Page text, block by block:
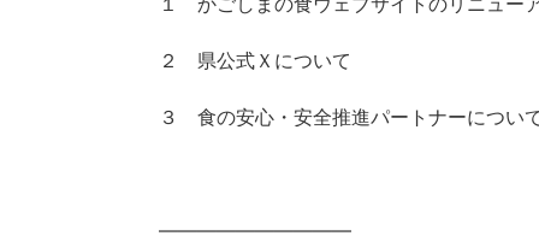
２ 県公式Ｘについて
３ 食の安心・安全推進パートナーについ
——————————